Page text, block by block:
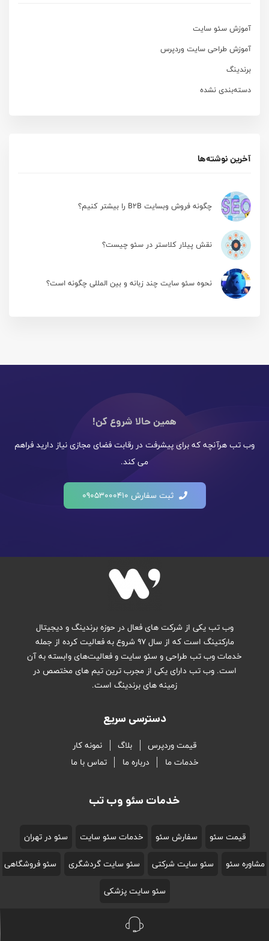
آموزش سئو سایت
آموزش طراحی سایت وردپرس
برندینگ
دسته‌بندی نشده
آخرین نوشته‌ها
چگونه فروش وبسایت B2B را بیشتر کنیم؟
نقش پیلار کلاستر در سئو چیست؟
نحوه سئو سایت چند زبانه و بین المللی چگونه است؟
همین حالا شروع کن!
وب تب هرآنچه که برای پیشرفت در رقابت فضای مجازی نیاز دارید فراهم
می کند.
ثبت سفارش 09053000410
وب تب یکی از شرکت های فعال در حوزه برندینگ و دیجیتال
مارکتینگ است که از سال ۹۷ شروع به فعالیت کرده از جمله
خدمات وب تب طراحی و سئو سایت و فعالیت‌های وابسته به آن
است. وب تب دارای یکی از مجرب ترین تیم های مختصص در
زمینه های برندینگ است.
دسترسی سریع
قیمت وردپرس بلاگ
نمونه کار
خدمات ما
درباره ما تماس با ما
خدمات سئو وب تب
قیمت سئو سفارش سئو خدمات سئو سایت
سئو در تهران
مشاوره سئو
سئو سایت شرکتی سئو سایت گردشگری
سئو فروشگاهی
سئو سایت پزشکی